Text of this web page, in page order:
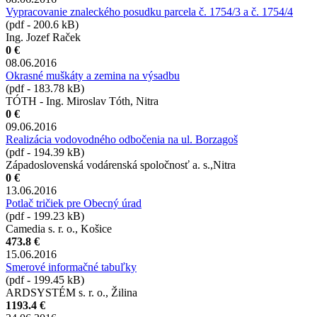
Vypracovanie znaleckého posudku parcela č. 1754/3 a č. 1754/4
(pdf - 200.6 kB)
Ing. Jozef Raček
0 €
08.06.2016
Okrasné muškáty a zemina na výsadbu
(pdf - 183.78 kB)
TÓTH - Ing. Miroslav Tóth, Nitra
0 €
09.06.2016
Realizácia vodovodného odbočenia na ul. Borzagoš
(pdf - 194.39 kB)
Západoslovenská vodárenská spoločnosť a. s.,Nitra
0 €
13.06.2016
Potlač tričiek pre Obecný úrad
(pdf - 199.23 kB)
Camedia s. r. o., Košice
473.8 €
15.06.2016
Smerové informačné tabuľky
(pdf - 199.45 kB)
ARDSYSTÉM s. r. o., Žilina
1193.4 €